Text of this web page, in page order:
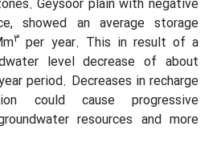
Geysoor plain with negative
showed an average storage
3 per year. This in result of a
level decrease of about
period. Decreases in recharge
could cause progressive
resources and more